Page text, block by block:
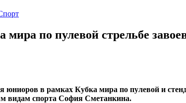
по пулевой стрельбе
в рамках Кубка мира по пулевой и
видам спорта София Сметанкина.